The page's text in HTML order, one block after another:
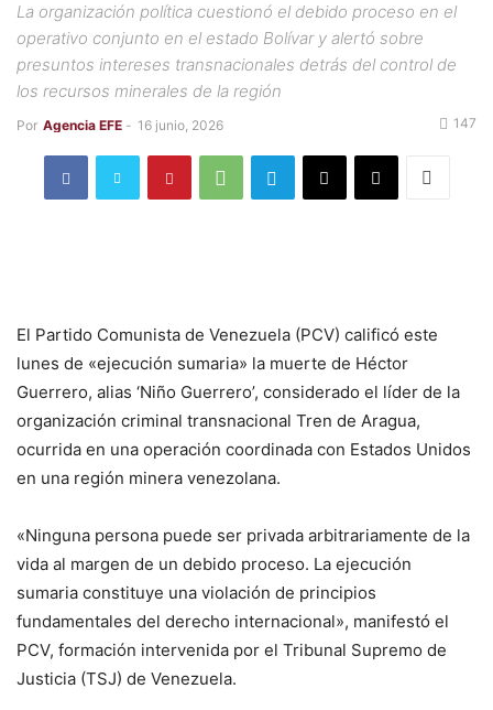
La organización política cuestionó el debido proceso en el
operativo conjunto en el estado Bolívar y alertó sobre
presuntos intereses transnacionales detrás del control de
los recursos minerales de la región
Por Agencia EFE - 16 junio, 2026 147
El Partido Comunista de Venezuela (PCV) calificó este
lunes de «ejecución sumaria» la muerte de Héctor
Guerrero, alias ‘Niño Guerrero’, considerado el líder de la
organización criminal transnacional Tren de Aragua,
ocurrida en una operación coordinada con Estados Unidos
en una región minera venezolana.
«Ninguna persona puede ser privada arbitrariamente de la
vida al margen de un debido proceso. La ejecución
sumaria constituye una violación de principios
fundamentales del derecho internacional», manifestó el
PCV, formación intervenida por el Tribunal Supremo de
Justicia (TSJ) de Venezuela.